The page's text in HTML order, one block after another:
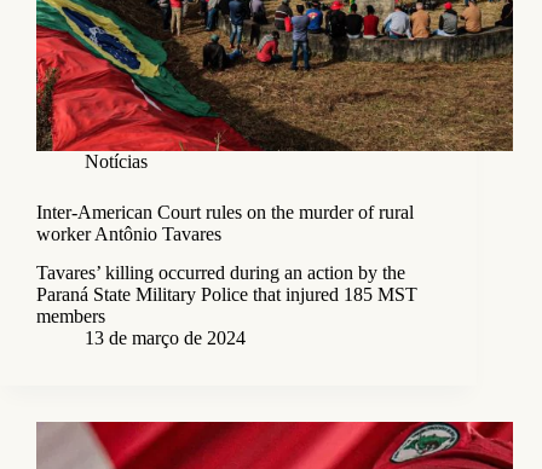
Notícias
Inter-American Court rules on the murder of rural
worker Antônio Tavares
Tavares’ killing occurred during an action by the
Paraná State Military Police that injured 185 MST
members
13 de março de 2024